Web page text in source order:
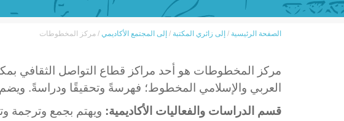
الصفحة الرئيسية / إلى زائري المكتبة / إلى المجتمع الأكاديمي / مركز المخطوطات
مركز المخطوطات هو أحد مراكز قطاع التواصل الثقافي
العربي والإسلامي المخطوط؛ فهرسةً وتحقيقًا ودراسةً.
قسم الدراسات والفعاليات الأكاديمية: ويهتم بجمع وترجمة